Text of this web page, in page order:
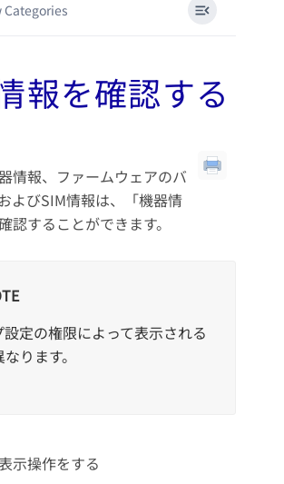
Categories
報を確認する
情報、ファームウェアのバ
よびSIM情報は、「機器情
認することができます。
設定の権限によって表示される
ります。
示操作をする